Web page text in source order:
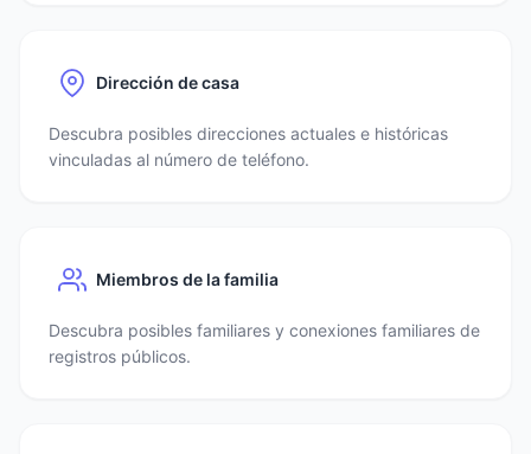
Dirección de casa
Descubra posibles direcciones actuales e históricas
vinculadas al número de teléfono.
Miembros de la familia
Descubra posibles familiares y conexiones familiares de
registros públicos.